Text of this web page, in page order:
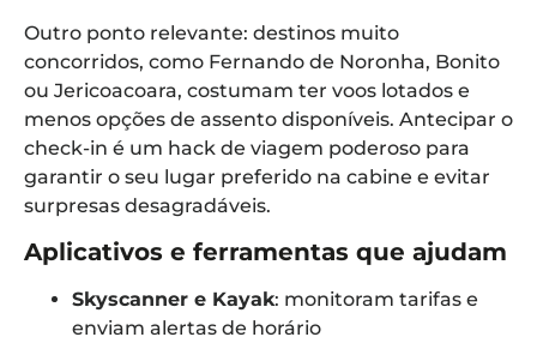
Outro ponto relevante: destinos muito
concorridos, como Fernando de Noronha, Bonito
ou Jericoacoara, costumam ter voos lotados e
menos opções de assento disponíveis. Antecipar o
check-in é um hack de viagem poderoso para
garantir o seu lugar preferido na cabine e evitar
surpresas desagradáveis.
Aplicativos e ferramentas que ajudam
Skyscanner e Kayak: monitoram tarifas e
enviam alertas de horário